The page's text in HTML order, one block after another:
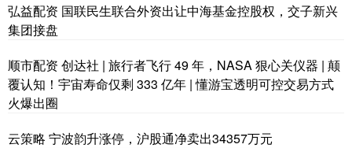
弘益配资 国联民生联合外资出让中海基金控股权，交子新兴
集团接盘
顺市配资 创达社 | 旅行者飞行 49 年，NASA 狠心关仪器 | 颠
覆认知！宇宙寿命仅剩 333 亿年 | 懂游宝透明可控交易方式
火爆出圈
云策略 宁波韵升涨停，沪股通净卖出34357万元